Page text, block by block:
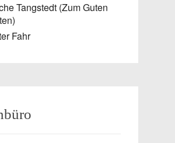
Tangstedt (Zum Guten
Fahr